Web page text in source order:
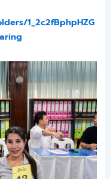
1_2c2fBphpHZG